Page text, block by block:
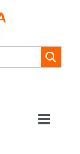
Toggle